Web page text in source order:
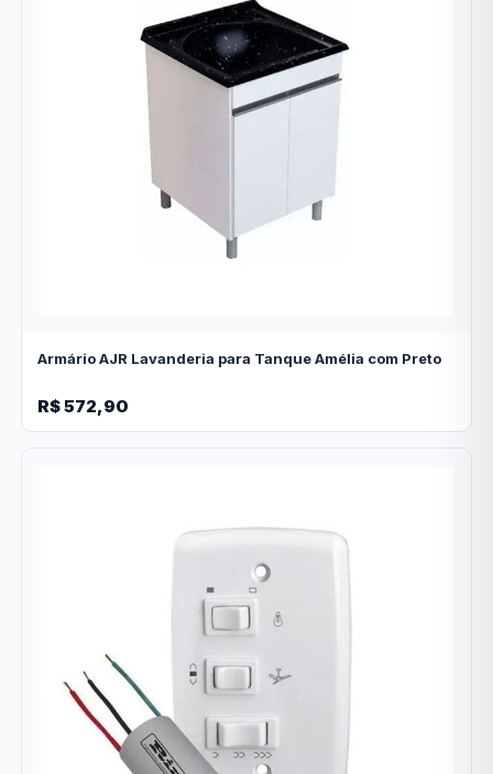
Armário AJR Lavanderia para Tanque Amélia com Preto
R$ 572,90